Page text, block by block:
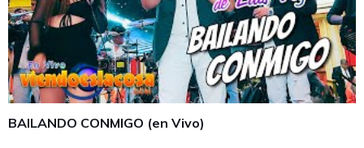
BAILANDO CONMIGO (en Vivo)